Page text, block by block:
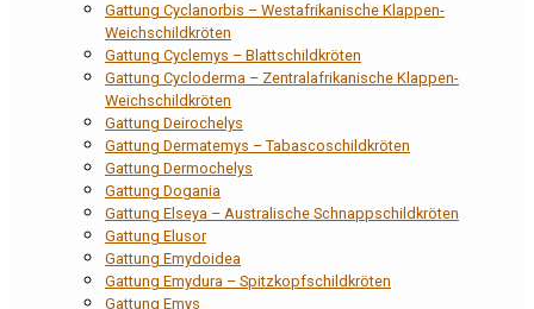
Gattung Cyclanorbis – Westafrikanische Klappen-
Weichschildkröten
Gattung Cyclemys – Blattschildkröten
Gattung Cycloderma – Zentralafrikanische Klappen-
Weichschildkröten
Gattung Deirochelys
Gattung Dermatemys – Tabascoschildkröten
Gattung Dermochelys
Gattung Dogania
Gattung Elseya – Australische Schnappschildkröten
Gattung Elusor
Gattung Emydoidea
Gattung Emydura – Spitzkopfschildkröten
Gattung Emys